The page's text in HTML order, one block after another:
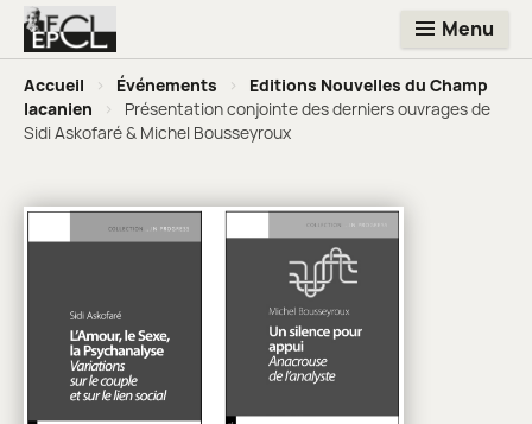
Menu
Accueil > Événements >
Editions Nouvelles du Champ
lacanien
>
Présentation conjointe des derniers ouvrages de
Sidi Askofaré & Michel Bousseyroux